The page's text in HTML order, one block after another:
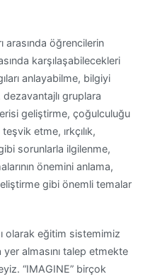
arasında öğrencilerin
karşılaşabilecekleri
anlayabilme, bilgiyi
gruplara
geliştirme, çoğulculuğu
etme, ırkçılık,
gibi sorunlarla ilgilenme,
önemini anlama,
gibi önemli temalar
olarak eğitim sistemimiz
almasını talep etmekte
“IMAGINE” birçok